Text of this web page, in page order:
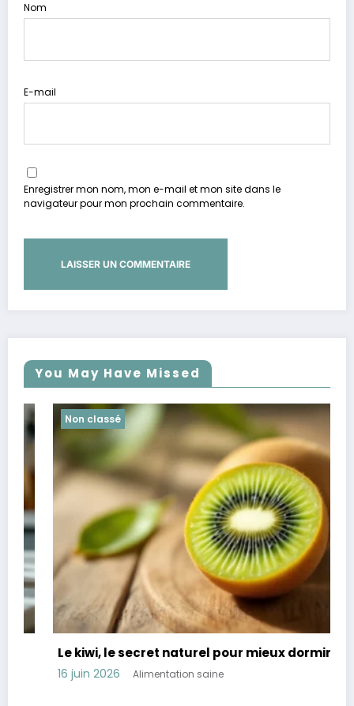
Nom
E-mail
Enregistrer mon nom, mon e-mail et mon site dans le
navigateur pour mon prochain commentaire.
You May Have Missed
Non classé
Le kiwi, le secret naturel pour mieux dormir
16 juin 2026 Alimentation saine